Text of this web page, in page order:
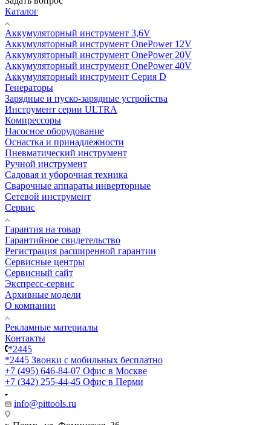
Каталог
Аккумуляторный инструмент 3,6V
Аккумуляторный инструмент OnePower 12V
Аккумуляторный инструмент OnePower 20V
Аккумуляторный инструмент OnePower 40V
Аккумуляторный инструмент Серия D
Генераторы
Зарядные и пуско-зарядные устройства
Инструмент серии ULTRA
Компрессоры
Насосное оборудование
Оснастка и принадлежности
Пневматический инструмент
Ручной инструмент
Садовая и уборочная техника
Сварочные аппараты инверторные
Сетевой инструмент
Сервис
Гарантия на товар
Гарантийное свидетельство
Регистрация расширенной гарантии
Сервисные центры
Сервисный сайт
Экспресс-сервис
Архивные модели
О компании
Рекламные материалы
Контакты
*2445
*2445 Звонки с мобильных бесплатно
+7 (495) 646-84-07 Офис в Москве
+7 (342) 255-44-45 Офис в Перми
info@pittools.ru